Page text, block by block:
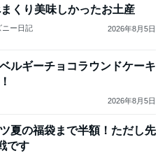
くり美味しかったお土産
ー日記 2026年8月5日
ルギーチョコラウンドケーキ
2026年8月5日
夏の福袋まで半額！ただし先
です